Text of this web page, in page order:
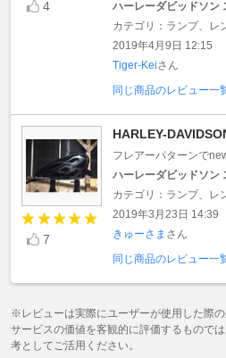
4
ハーレーダビッドソン
カテゴリ：ランプ、レ
2019年4月9日 12:15
Tiger-Keiさん
同じ商品のレビュー一
7
HARLEY-
フレアーパターンで
ハーレーダビッドソン
カテゴリ：ランプ、レ
2019年3月23日 14:39
きゅーさま さん
同じ商品のレビュー一
※レビューは実際にユーザーが使用した際
サービスの価値を客観的に評価するもので
考としてご活用ください。